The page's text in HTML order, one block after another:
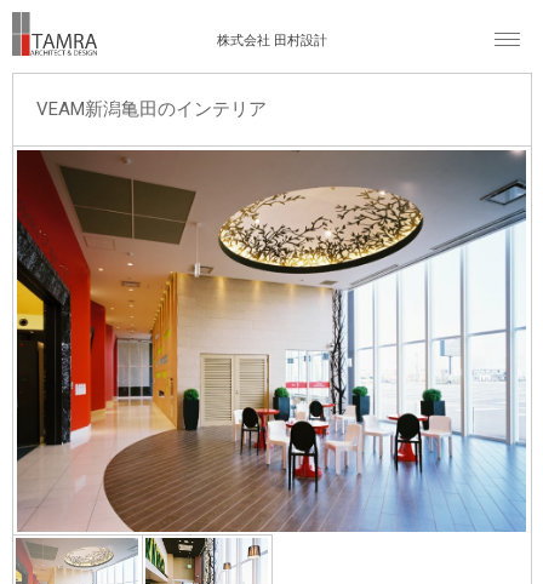
株式会社 田村設計
VEAM新潟亀田のインテリア